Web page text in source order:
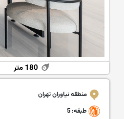
180 متر
منطقه نیاوران تهران
طبقه: 5